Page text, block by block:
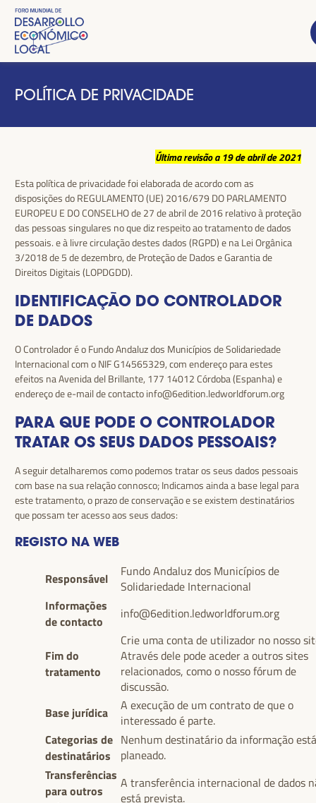
POLÍTICA DE PRIVACIDADE
Última revisão a 19 de abril de 2021
Esta política de privacidade foi elaborada de acordo com as
disposições do REGULAMENTO (UE) 2016/679 DO PARLAMENTO
EUROPEU E DO CONSELHO de 27 de abril de 2016 relativo à proteção
das pessoas singulares no que diz respeito ao tratamento de dados
pessoais. e à livre circulação destes dados (RGPD) e na Lei Orgânica
3/2018 de 5 de dezembro, de Proteção de Dados e Garantia de
Direitos Digitais (LOPDGDD).
IDENTIFICAÇÃO DO CONTROLADOR
DE DADOS
O Controlador é o Fundo Andaluz dos Municípios de Solidariedade
Internacional com o NIF G14565329, com endereço para estes
efeitos na Avenida del Brillante, 177 14012 Córdoba (Espanha) e
endereço de e-mail de contacto info@6edition.ledworldforum.org
PARA QUE PODE O CONTROLADOR
TRATAR OS SEUS DADOS PESSOAIS?
A seguir detalharemos como podemos tratar os seus dados pessoais
com base na sua relação connosco; Indicamos ainda a base legal para
este tratamento, o prazo de conservação e se existem destinatários
que possam ter acesso aos seus dados:
REGISTO NA WEB
Responsável
Fundo Andaluz dos Municípios de
Solidariedade Internacional
Informações
de contacto
info@6edition.ledworldforum.org
Fim do
tratamento
Crie uma conta de utilizador no nosso
Através dele pode aceder a outros sites
relacionados, como o nosso fórum de
discussão.
Base jurídica
A execução de um contrato de que o
interessado é parte.
Categorias de
destinatários
Nenhum destinatário da informação está
planeado.
Transferências
para outros
A transferência internacional de dados
está prevista.